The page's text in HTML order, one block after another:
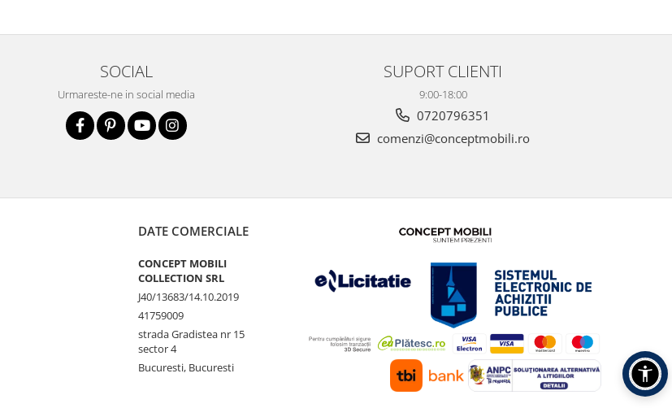
SOCIAL
Urmareste-ne in social media
SUPORT CLIENTI
9:00-18:00
0720796351
comenzi@conceptmobili.ro
DATE COMERCIALE
CONCEPT MOBILI
COLLECTION SRL
J40/13683/14.10.2019
41759009
strada Gradistea nr 15
sector 4
Bucuresti, Bucuresti